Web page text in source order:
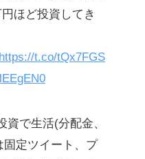
ほど投資してき
https://t.co/tQx7FGS
で生活(分配金、
定ツイート、プ